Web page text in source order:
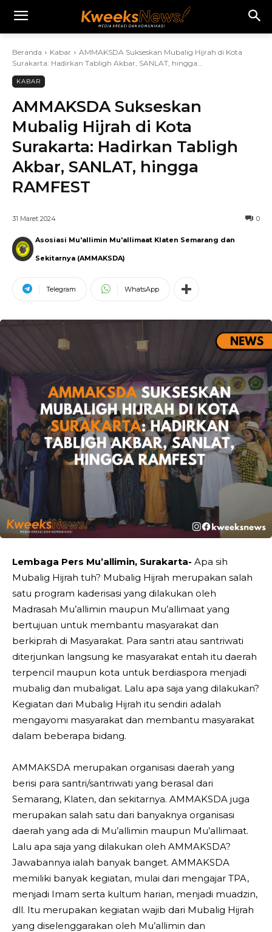
Beranda Kabar
AMMAKSDA Sukseskan Mubalig Hijrah di Kota
Surakarta: Hadirkan Tabligh Akbar, SANLAT, hingga...
KABAR
AMMAKSDA Sukseskan
Mubalig Hijrah di Kota
Surakarta: Hadirkan Tabligh
Akbar, SANLAT, hingga
RAMFEST
0
31 Maret 2024
Asosiasi Mu'allimin Mu'allimaat Klaten Semarang dan
Sekitarnya (AMMAKSDA)
Telegram WhatsApp
Lembaga Pers Mu’allimin, Surakarta- Apa sih
Mubalig Hijrah tuh? Mubalig Hijrah merupakan salah
satu program kaderisasi yang dilakukan oleh
Madrasah Mu’allimin maupun Mu’allimaat yang
bertujuan untuk membantu masyarakat dan
berkiprah di Masyarakat. Para santri atau santriwati
diterjunkan langsung ke masyarakat entah itu daerah
terpencil maupun kota untuk berdiaspora menjadi
mubalig dan mubaligat. Lalu apa saja yang dilakukan?
Kegiatan dari Mubalig Hijrah itu sendiri adalah
mengayomi masyarakat dan membantu masyarakat
dalam beberapa bidang.
AMMAKSDA merupakan organisasi daerah yang
berisi para santri/santriwati yang berasal dari
Semarang, Klaten, dan sekitarnya. AMMAKSDA juga
merupakan salah satu dari banyaknya organisasi
daerah yang ada di Mu’allimin maupun Mu’allimaat.
Lalu apa saja yang dilakukan oleh AMMAKSDA?
Jawabannya ialah banyak banget. AMMAKSDA
memiliki banyak kegiatan, mulai dari mengajar TPA,
menjadi Imam serta kultum harian, menjadi muadzin,
dll. Itu merupakan kegiatan wajib dari Mubalig Hijrah
yang diselenggarakan oleh Mu’allimin dan